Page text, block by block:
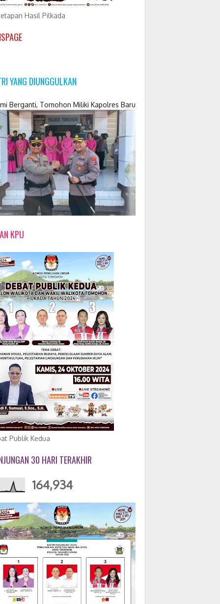
Hasil Pilkada
YANG DIUNGGULKAN
Berganti, Tomohon Miliki Kapolres Baru
KPU
Publik Kedua
30 HARI TERAKHIR
164,934